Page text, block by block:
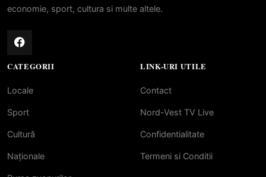
economie, sport, cultura si multe altele.
CATEGORII
Locale
Sport
Cultură
Naționale
LINK-URI UTILE
Contact
Nord-Vest TV Live
Confidentialitate
Termeni si Conditii